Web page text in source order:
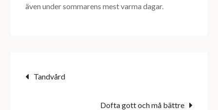
även under sommarens mest varma dagar.
Inläggsnavigering
Tandvård
Dofta gott och må bättre